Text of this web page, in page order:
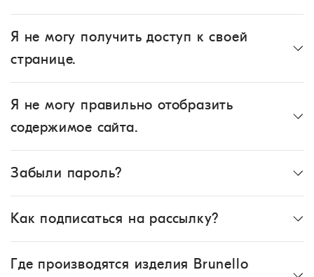
Я не могу получить доступ к своей
странице.
Я не могу правильно отобразить
содержимое сайта.
Забыли пароль?
Как подписаться на рассылку?
Где производятся изделия Brunello